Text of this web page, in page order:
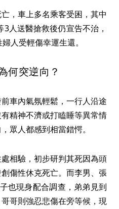
，車上多名乘客受困，其中
人送醫搶救後仍宣告不治，
人受輕傷幸運生還。
何突逆向？
車內氣氛輕鬆，一行人沿途
精神不濟或打瞌睡等異常情
眾人都感到相當錯愕。
相驗，初步研判其死因為頭
傷性休克死亡。而李男、張
也現身配合調查，弟弟見到
哥則強忍悲傷在旁等候，現